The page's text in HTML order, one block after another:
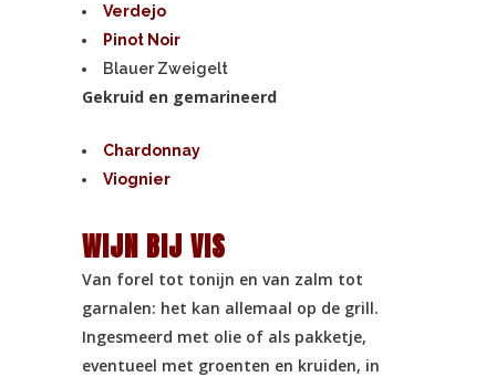
Verdejo
Pinot Noir
Blauer Zweigelt
Gekruid en gemarineerd
Chardonnay
Viognier
WIJN BIJ VIS
Van forel tot tonijn en van zalm tot
garnalen: het kan allemaal op de grill.
Ingesmeerd met olie of als pakketje,
eventueel met groenten en kruiden, in